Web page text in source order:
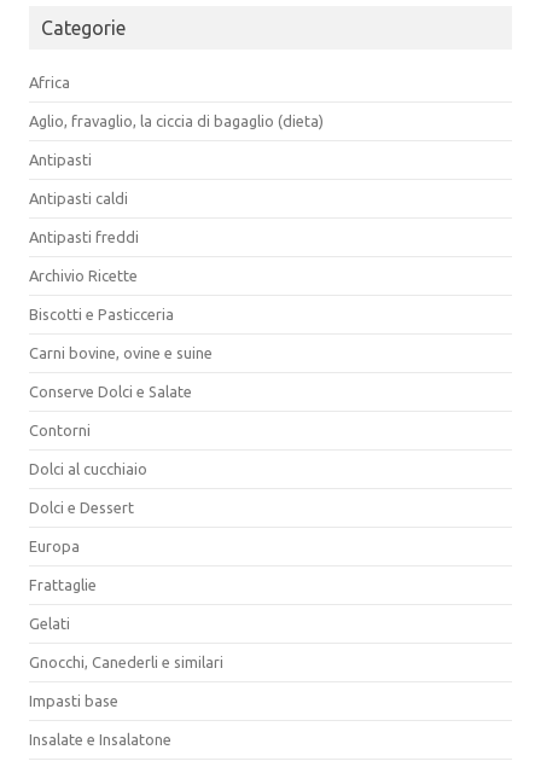
Categorie
Africa
Aglio, fravaglio, la ciccia di bagaglio (dieta)
Antipasti
Antipasti caldi
Antipasti freddi
Archivio Ricette
Biscotti e Pasticceria
Carni bovine, ovine e suine
Conserve Dolci e Salate
Contorni
Dolci al cucchiaio
Dolci e Dessert
Europa
Frattaglie
Gelati
Gnocchi, Canederli e similari
Impasti base
Insalate e Insalatone